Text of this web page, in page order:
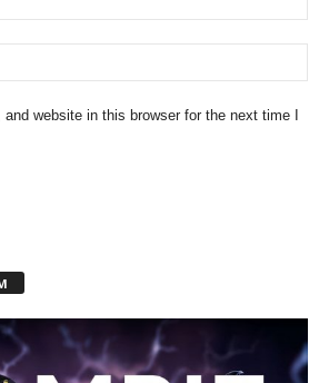
website in this browser for the next time I